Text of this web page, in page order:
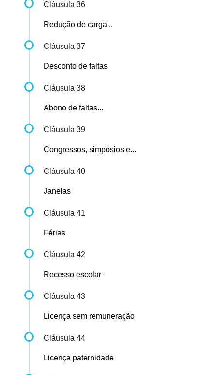
Cláusula 36
Redução de carga...
Cláusula 37
Desconto de faltas
Cláusula 38
Abono de faltas...
Cláusula 39
Congressos, simpósios e...
Cláusula 40
Janelas
Cláusula 41
Férias
Cláusula 42
Recesso escolar
Cláusula 43
Licença sem remuneração
Cláusula 44
Licença paternidade